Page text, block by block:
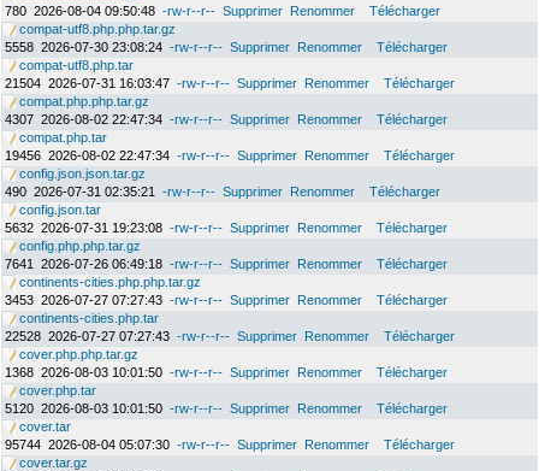
780 2026-08-04 09:50:48 -rw-r--r-- Supprimer Renommer
Télécharger
compat-utf8.php.php.tar.gz
5558 2026-07-30 23:08:24 -rw-r--r-- Supprimer Renommer
Télécharger
compat-utf8.php.tar
21504 2026-07-31 16:03:47 -rw-r--r-- Supprimer Renommer
Télécharger
compat.php.php.tar.gz
4307 2026-08-02 22:47:34 -rw-r--r-- Supprimer Renommer
Télécharger
compat.php.tar
19456 2026-08-02 22:47:34 -rw-r--r-- Supprimer Renommer
Télécharger
config.json.json.tar.gz
490 2026-07-31 02:35:21 -rw-r--r-- Supprimer Renommer
Télécharger
config.json.tar
5632 2026-07-31 19:23:08 -rw-r--r-- Supprimer Renommer
Télécharger
config.php.php.tar.gz
7641
2026-07-26 06:49:18 -rw-r--r-- Supprimer Renommer
Télécharger
continents-cities.php.php.tar.gz
3453 2026-07-27 07:27:43 -rw-r--r-- Supprimer Renommer
Télécharger
continents-cities.php.tar
22528 2026-07-27 07:27:43 -rw-r--r-- Supprimer Renommer
Télécharger
cover.php.php.tar.gz
1368 2026-08-03 10:01:50 -rw-r--r-- Supprimer Renommer
Télécharger
cover.php.tar
5120 2026-08-03 10:01:50 -rw-r--r-- Supprimer Renommer
Télécharger
cover.tar
95744 2026-08-04 05:07:30 -rw-r--r-- Supprimer Renommer
Télécharger
cover.tar.gz